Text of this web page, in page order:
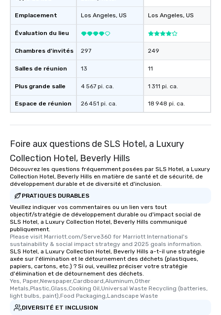
Emplacement
Évaluation du lieu
Chambres d'invités
Salles de réunion
Plus grande salle
Espace de réunion
Los Angeles, US
297
13
4 567 pi. ca.
26 451 pi. ca.
Los Angeles, US
249
11
1 311 pi. ca.
18 948 pi. ca.
Foire aux questions de SLS Hotel, a Luxury
Collection Hotel, Beverly Hills
Découvrez les questions fréquemment posées par SLS Hotel, a Luxury
Collection Hotel, Beverly Hills en matière de santé et de sécurité, de
développement durable et de diversité et d'inclusion.
PRATIQUES DURABLES
Veuillez indiquer vos commentaires ou un lien vers tout
objectif/stratégie de développement durable ou d'impact social de
SLS Hotel, a Luxury Collection Hotel, Beverly Hills communiqué
publiquement.
Please visit Marriott.com/Serve360 for Marriott International's
sustainability & social impact strategy and 2025 goals information.
SLS Hotel, a Luxury Collection Hotel, Beverly Hills a-t-il une stratégie
axée sur l'élimination et le détournement des déchets (plastiques,
papiers, cartons, etc.) ? Si oui, veuillez préciser votre stratégie
d'élimination et de détournement des déchets.
Yes, Paper,Newspaper,Cardboard,Aluminum,Other
Metals,Plastic,Glass,Cooking Oil,Universal Waste Recycling (batteries,
light bulbs, paint),Food Packaging,Landscape Waste
DIVERSITÉ ET INCLUSION